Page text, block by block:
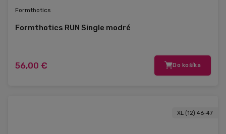
Formthotics
Formthotics RUN Single modré
56,00 € Do košíka
XL (12) 46-47